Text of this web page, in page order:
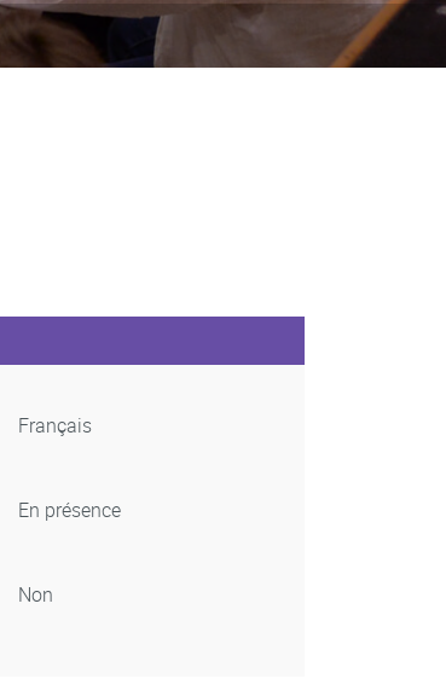
Français
En présence
Non